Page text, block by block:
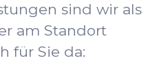
sind wir als
am Standort
für Sie da: